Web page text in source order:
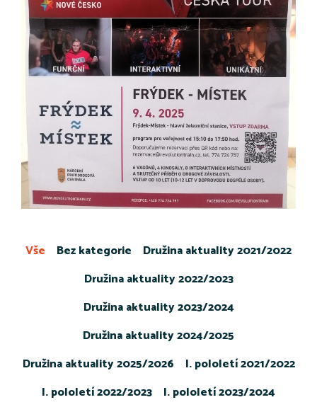
Bez kategorie
Družina aktuality 2021/2022
Družina aktuality 2022/2023
Družina aktuality 2023/2024
Družina aktuality 2024/2025
Družina aktuality 2025/2026
I. pololetí 2021/2022
I. pololetí 2022/2023
I. pololetí 2023/2024
Vše